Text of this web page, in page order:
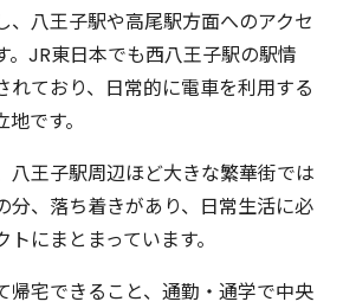
、八王子駅や高尾駅方面へのアクセ
。JR東日本でも西八王子駅の駅情
れており、日常的に電車を利用する
です。
八王子駅周辺ほど大きな繁華街では
分、落ち着きがあり、日常生活に必
にまとまっています。
帰宅できること、通勤・通学で中央